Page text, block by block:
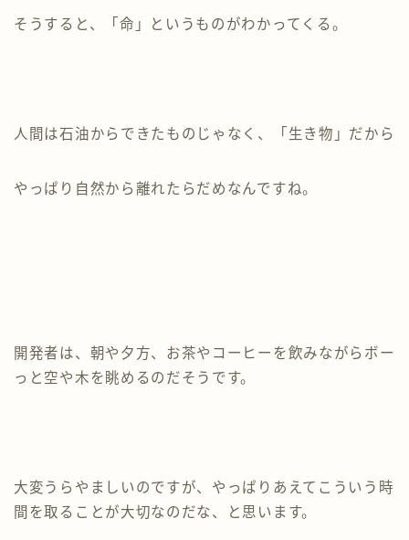
そうすると、「命」というものがわかってくる。
人間は石油からできたものじゃなく、「生き物」だから
やっぱり自然から離れたらだめなんですね。
開発者は、朝や夕方、お茶やコーヒーを飲みながらボー
っと空や木を眺めるのだそうです。
大変うらやましいのですが、やっぱりあえてこういう時
間を取ることが大切なのだな、と思います。